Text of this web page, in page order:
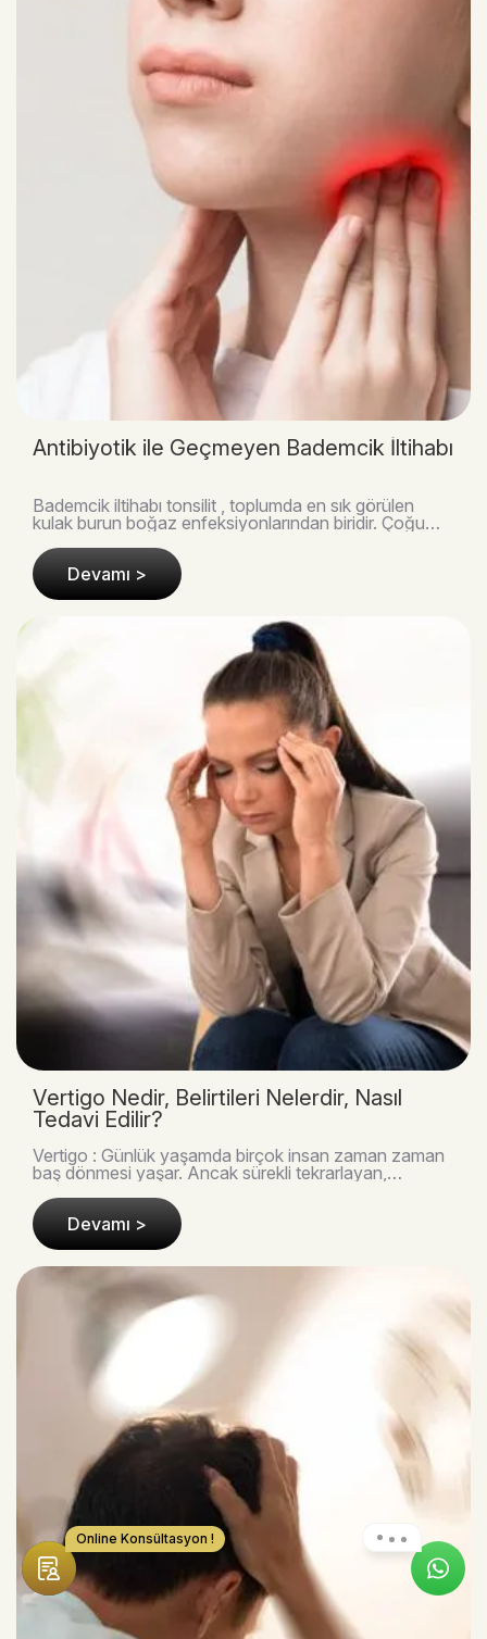
Antibiyotik ile Geçmeyen Bademcik İltihabı
Bademcik iltihabı tonsilit , toplumda en sık görülen
kulak burun boğaz enfeksiyonlarından biridir. Çoğu
Devamı >
Vertigo Nedir, Belirtileri Nelerdir, Nasıl
Tedavi Edilir?
Vertigo : Günlük yaşamda birçok insan zaman zaman
baş dönmesi yaşar. Ancak sürekli tekrarlayan,
kaybıyla..
Devamı >
Online Konsültasyon !